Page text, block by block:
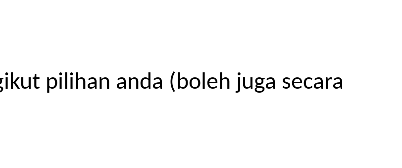
pilihan anda (boleh juga secara